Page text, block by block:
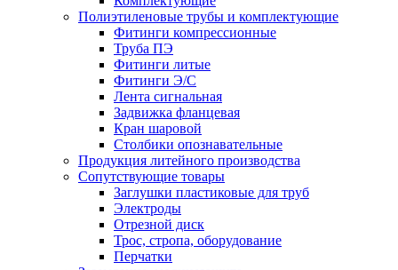
Полиэтиленовые трубы и комплектующие
Фитинги компрессионные
Труба ПЭ
Фитинги литые
Фитинги Э/С
Лента сигнальная
Задвижка фланцевая
Кран шаровой
Столбики опознавательные
Продукция литейного производства
Сопутствующие товары
Заглушки пластиковые для труб
Электроды
Отрезной диск
Трос, стропа, оборудование
Перчатки